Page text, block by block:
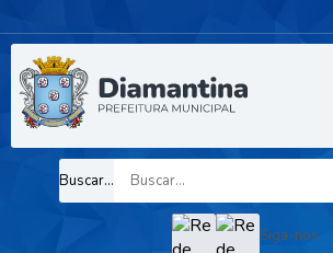
Buscar...
Siga-nos